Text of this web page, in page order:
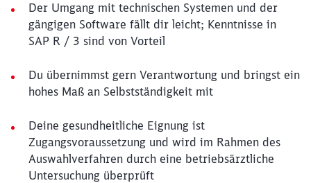
Der Umgang mit technischen Systemen und der
gängigen Software fällt dir leicht; Kenntnisse in
SAP R / 3 sind von Vorteil
Du übernimmst gern Verantwortung und bringst ein
hohes Maß an Selbstständigkeit mit
Deine gesundheitliche Eignung ist
Zugangsvoraussetzung und wird im Rahmen des
Auswahlverfahren durch eine betriebsärztliche
Untersuchung überprüft